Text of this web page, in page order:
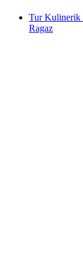
Tur Kulinerik
Ragaz